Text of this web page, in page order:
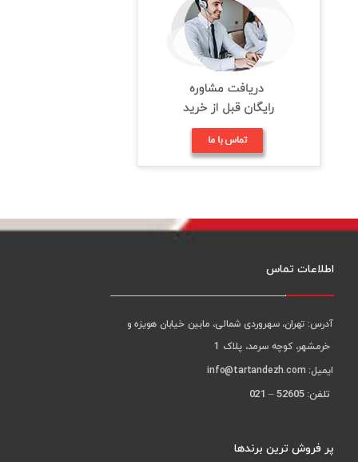
اطلاعات تماس
آدرس: تهران، سهروردی شمالی، مابین خیابان هویزه و
خرمشهر، کوچه سرمد، پلاک 1
ایمیل: info@tartandezh.com
تلفن: 52605 – 021
پر فروش ترین برندها